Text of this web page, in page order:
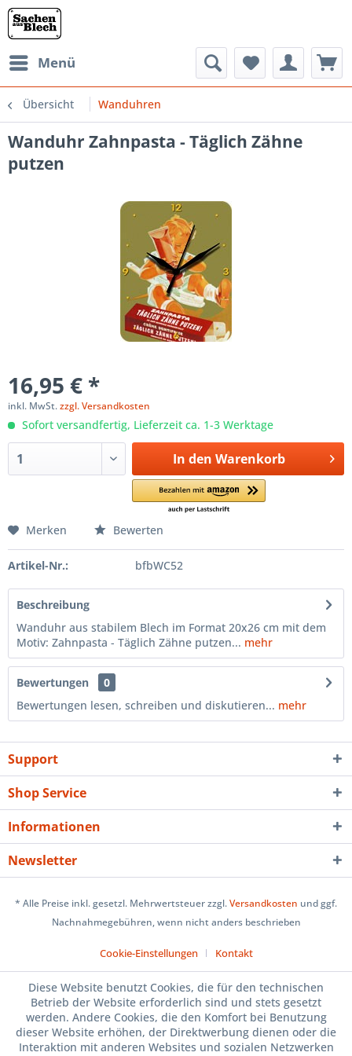
Menü
Übersicht Wanduhren
Wanduhr Zahnpasta - Täglich Zähne
putzen
16,95 € *
inkl. MwSt.zzgl. Versandkosten
Sofort versandfertig, Lieferzeit ca. 1-3 Werktage
In den Warenkorb
Merken Bewerten
Artikel-Nr.: bfbWC52
Beschreibung
Wanduhr aus stabilem Blech im Format 20x26 cm mit dem
Motiv: Zahnpasta - Täglich Zähne putzen... mehr
Bewertungen
0
Bewertungen lesen, schreiben und diskutieren... mehr
Support
Shop Service
Informationen
Newsletter
* Alle Preise inkl. gesetzl. Mehrwertsteuer zzgl.Versandkosten und ggf.
Nachnahmegebühren, wenn nicht anders beschrieben
Cookie-Einstellungen Kontakt
Diese Website benutzt Cookies, die für den technischen
Betrieb der Website erforderlich sind und stets gesetzt
werden. Andere Cookies, die den Komfort bei Benutzung
dieser Website erhöhen, der Direktwerbung dienen oder die
Interaktion mit anderen Websites und sozialen Netzwerken